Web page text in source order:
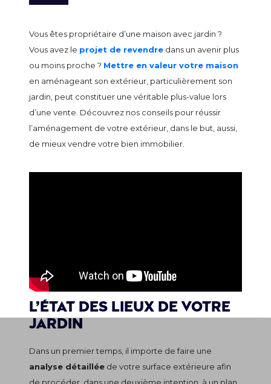
Vous êtes propriétaire d’une maison avec jardin ?
Vous avez le projet de revendre dans un avenir plus
ou moins proche ? Mettre en valeur votre maison
en aménageant son extérieur, particulièrement son
jardin, peut constituer une véritable plus-value lors
d’une vente. Découvrez nos conseils pour réussir
l’aménagement de votre extérieur, dans le but, aussi,
de mieux vendre votre bien immobilier.
L’état des lieux de votre
jardin
Dans un premier temps, il importe de faire une
analyse détaillée de votre surface extérieure afin